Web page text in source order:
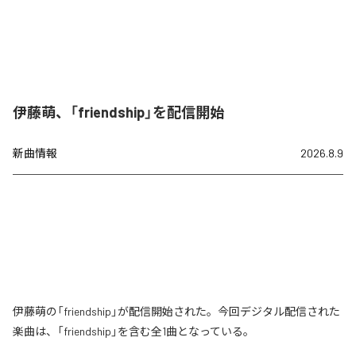
伊藤萌、「friendship」を配信開始
新曲情報 2026.8.9
伊藤萌の「friendship」が配信開始された。今回デジタル配信された
楽曲は、「friendship」を含む全1曲となっている。